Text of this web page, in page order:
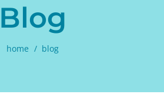
Blog
home blog